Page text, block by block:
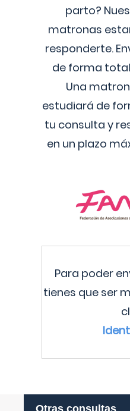
parto?
matronas
responderte.
de forma
Una
estudiará de
tu consulta y
en un plazo
Para poder
tienes que ser
Otras consultas